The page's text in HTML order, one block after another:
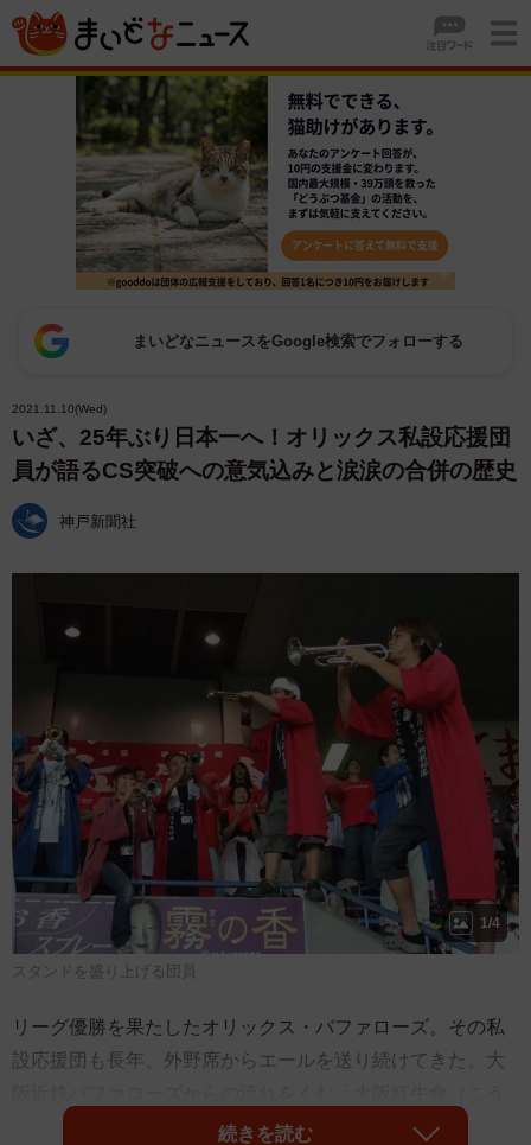
まいどなニュースをGoogle検索でフォローする
2021.11.10(Wed)
いざ、25年ぶり日本一へ！オリックス私設応援団
員が語るCS突破への意気込みと涙涙の合併の歴史
神戸新聞社
1/4
スタンドを盛り上げる団員
リーグ優勝を果たしたオリックス・バファローズ。その私
設応援団も長年、外野席からエールを送り続けてきた。大
ぎゅうかい）」と、オリックス・ブルーウェーブからの
続きを読む